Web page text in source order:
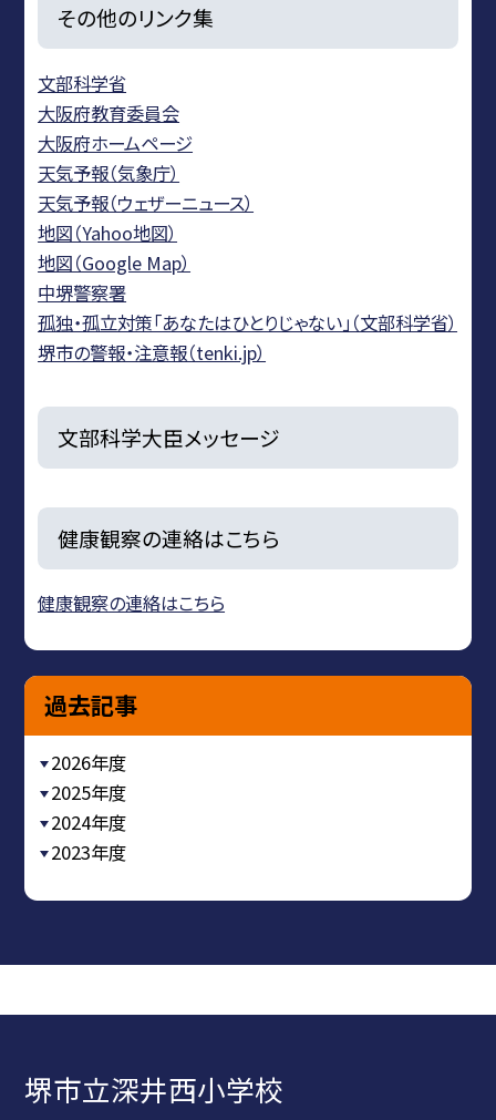
その他のリンク集
文部科学省
大阪府教育委員会
大阪府ホームページ
天気予報（気象庁）
天気予報（ウェザーニュース）
地図（Yahoo地図）
地図（Google Map）
中堺警察署
孤独・孤立対策「あなたはひとりじゃない」（文部科学省）
堺市の警報・注意報（tenki.jp）
文部科学大臣メッセージ
健康観察の連絡はこちら
健康観察の連絡はこちら
過去記事
2026年度
2025年度
2024年度
2023年度
堺市立深井西小学校